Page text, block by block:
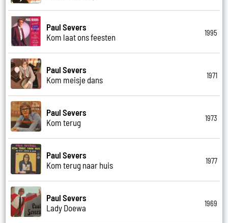
Paul Severs
Kom laat ons feesten
1995
Paul Severs
Kom meisje dans
1971
Paul Severs
Kom terug
1973
Paul Severs
Kom terug naar huis
1977
Paul Severs
Lady Doewa
1969